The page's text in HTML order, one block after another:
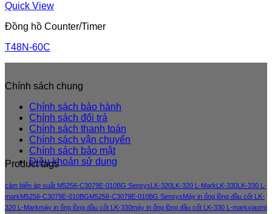
Quick View
Đồng hồ Counter/Timer
T48N-60C
Chính sách chung
Chính sách bảo hành
Chính sách đổi trả
Chính sách thanh toán
Chính sách vận chuyển
Chính sách bảo mật
Điều khoản sử dung
Product tags
cảm biến áp suất M5256-C3079E-010BG Sensys LK-320 LK-320 L-Mark LK-330 LK-330 L-
markM5256-C3079E-010BGM5256-C3079E-010BG SensysMáy in ống lồng đầu cốt LK-
320 L-Markmáy in ống lồng đầu cốt LK-330máy in ống lồng đầu cốt LK-330 L-markxiaomi